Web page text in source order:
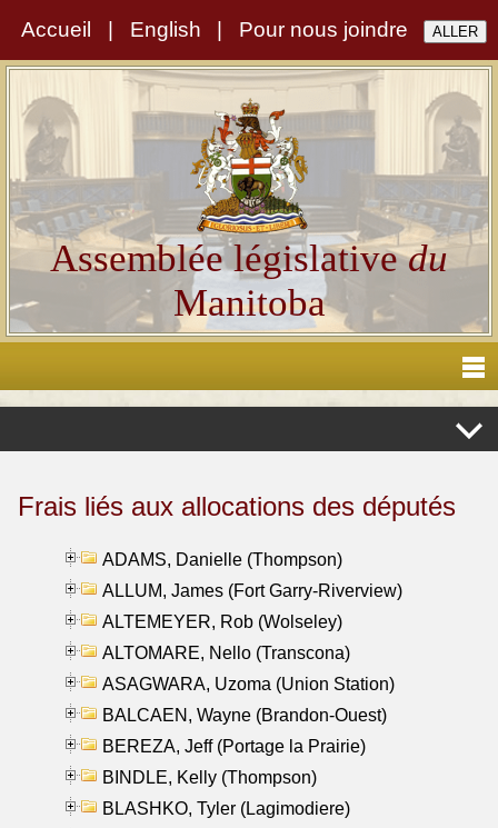
Accueil English Pour nous joindre
Assemblée législativedu
Manitoba
Frais liés aux allocations des députés
ADAMS, Danielle (Thompson)
ALLUM, James (Fort Garry-Riverview)
ALTEMEYER, Rob (Wolseley)
ALTOMARE, Nello (Transcona)
ASAGWARA, Uzoma (Union Station)
BALCAEN, Wayne (Brandon-Ouest)
BEREZA, Jeff (Portage la Prairie)
BINDLE, Kelly (Thompson)
BLASHKO, Tyler (Lagimodiere)